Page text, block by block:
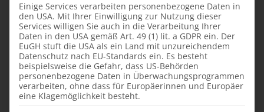
Das Damen-WC
Bühne frei für das Damen-WC im „Johann“!
Tapezierte Wände und ein großer Spiegel
mit Goldrahmen im Eingangsbereich
verleihen dem Damen-WC einen Hauch von
Luxus. Der elegante Waschtisch und die
Einige Services verarbeiten personenbezogene Daten in
den USA. Mit Ihrer Einwilligung zur Nutzung dieser
Services willigen Sie auch in die Verarbeitung Ihrer
Daten in den USA gemäß Art. 49 (1) lit. a GDPR ein. Der
EuGH stuft die USA als ein Land mit unzureichendem
Datenschutz nach EU-Standards ein. Es besteht
beispielsweise die Gefahr, dass US-Behörden
personenbezogene Daten in Überwachungsprogrammen
verarbeiten, ohne dass für Europäerinnen und Europäer
eine Klagemöglichkeit besteht.